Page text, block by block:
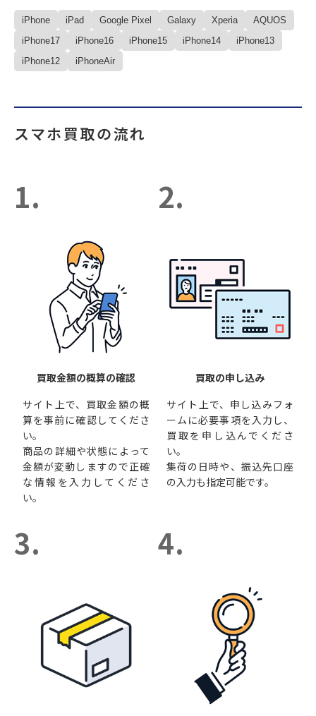
iPhone iPad Google Pixel Galaxy Xperia
AQUOS
iPhone17
iPhone16 iPhone15 iPhone14
iPhone13
iPhone12
iPhoneAir
スマホ買取の流れ
1.
買取金額の概算の確認
サイト上で、買取金額の概
算を事前に確認してくださ
い。
商品の詳細や状態によって
金額が変動しますので正確
な情報を入力してくださ
い。
2.
買取の申し込み
サイト上で、申し込みフォ
ームに必要事項を入力し、
買取を申し込んでくださ
い。
集荷の日時や、振込先口座
の入力も指定可能です。
3. 4.